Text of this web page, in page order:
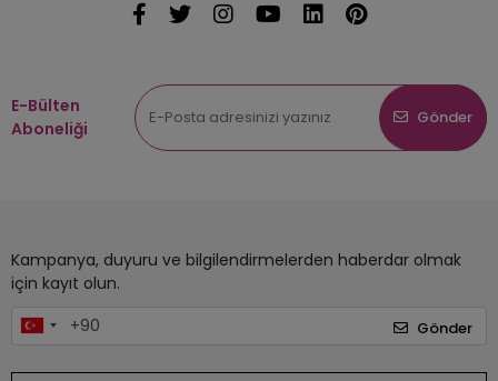
E-Bülten
Aboneliği
Gönder
Kampanya, duyuru ve bilgilendirmelerden haberdar olmak
için kayıt olun.
Gönder